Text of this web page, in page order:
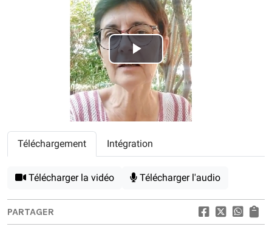
Play
Video
Téléchargement Intégration
Télécharger la vidéo Télécharger l'audio
PARTAGER